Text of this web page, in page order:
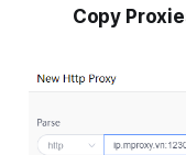
Copy